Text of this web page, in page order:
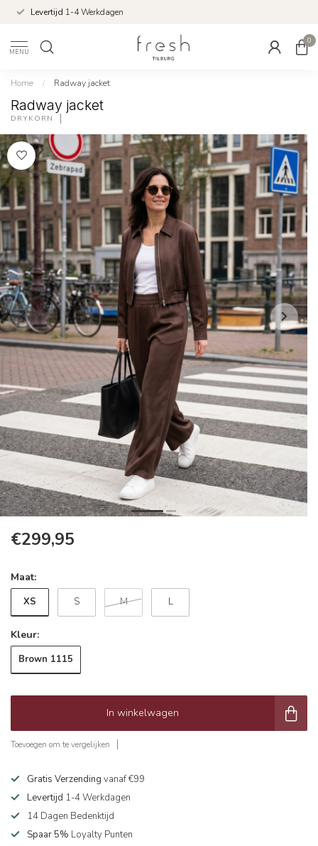
14 Dagen Bedenktijd
MENU
0
Home / Radway jacket
Radway jacket
DRYKORN
€299,95
Maat:
XS S M L
Kleur:
Brown 1115
In winkelwagen
Toevoegen om te vergelijken
Gratis Verzending vanaf €99
Levertijd 1-4 Werkdagen
14 Dagen Bedenktijd
Spaar 5% Loyalty Punten